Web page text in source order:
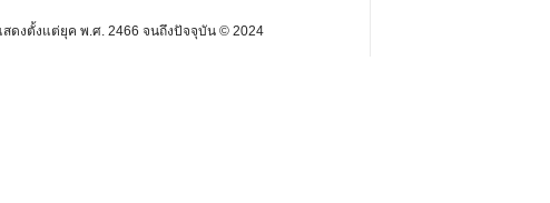
ดงตั้งแต่ยุค พ.ศ. 2466 จนถึงปัจจุบัน © 2024